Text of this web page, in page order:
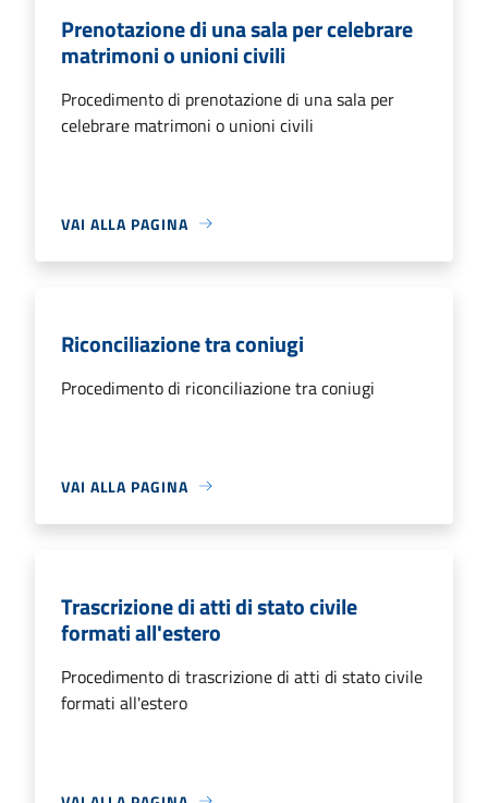
Prenotazione di una sala per celebrare
matrimoni o unioni civili
Procedimento di prenotazione di una sala per
celebrare matrimoni o unioni civili
VAI ALLA PAGINA
Riconciliazione tra coniugi
Procedimento di riconciliazione tra coniugi
VAI ALLA PAGINA
Trascrizione di atti di stato civile
formati all'estero
Procedimento di trascrizione di atti di stato civile
formati all'estero